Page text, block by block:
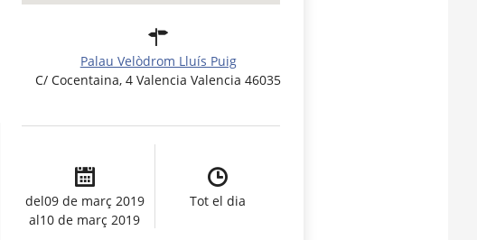
Palau Velòdrom Lluís Puig
C/ Cocentaina, 4 Valencia Valencia 46035
del09 de març 2019
al10 de març 2019
Tot el dia